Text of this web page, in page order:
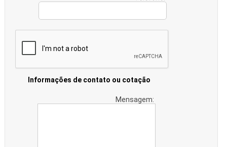
Informações de contato ou cotação
Mensagem: